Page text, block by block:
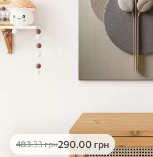
Преміум
Від363
Яскраві, насичені кольори
Стійкість до вицвітання
Безпечне чорнило без запаху
Поверхня з текстурою полотна
Еко-Преміум
.00грн
483.33грн290.00 грн